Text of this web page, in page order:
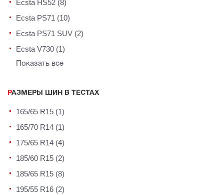
Ecsta HS52 (8)
Ecsta PS71 (10)
Ecsta PS71 SUV (2)
Ecsta V730 (1)
Показать все
РАЗМЕРЫ ШИН В ТЕСТАХ
165/65 R15 (1)
165/70 R14 (1)
175/65 R14 (4)
185/60 R15 (2)
185/65 R15 (8)
195/55 R16 (2)